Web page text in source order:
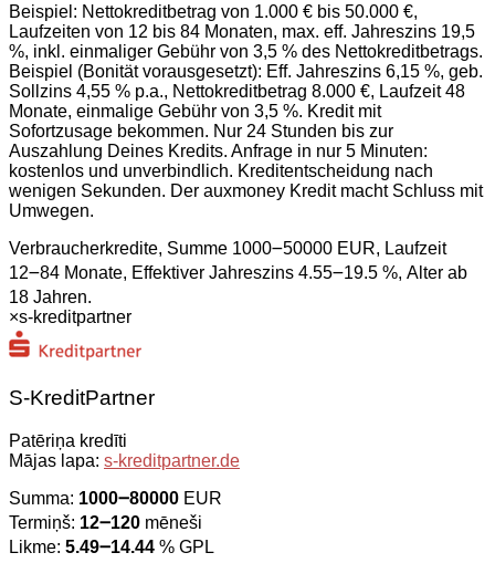
Beispiel: Nettokreditbetrag von 1.000 € bis 50.000 €,
Laufzeiten von 12 bis 84 Monaten, max. eff. Jahreszins 19,5
%, inkl. einmaliger Gebühr von 3,5 % des Nettokreditbetrags.
Beispiel (Bonität vorausgesetzt): Eff. Jahreszins 6,15 %, geb.
Sollzins 4,55 % p.a., Nettokreditbetrag 8.000 €, Laufzeit 48
Monate, einmalige Gebühr von 3,5 %. Kredit mit
Sofortzusage bekommen. Nur 24 Stunden bis zur
Auszahlung Deines Kredits. Anfrage in nur 5 Minuten:
kostenlos und unverbindlich. Kreditentscheidung nach
wenigen Sekunden. Der auxmoney Kredit macht Schluss mit
Umwegen.
Verbraucherkredite, Summe 1000౼50000 EUR, Laufzeit
12౼84 Monate, Effektiver Jahreszins 4.55౼19.5 %, Alter ab
18 Jahren.
×s-kreditpartner
S-KreditPartner
Patēriņa kredīti
Mājas lapa: s-kreditpartner.de
Summa: 1000౼80000 EUR
Termiņš: 12౼120 mēneši
Likme: 5.49౼14.44 % GPL